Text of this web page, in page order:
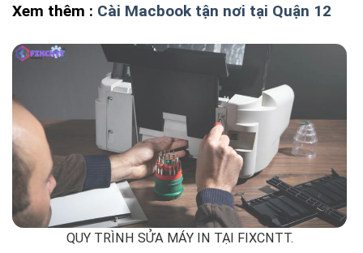
Xem thêm : Cài Macbook tận nơi tại Quận 12
QUY TRÌNH SỬA MÁY IN TẠI FIXCNTT.